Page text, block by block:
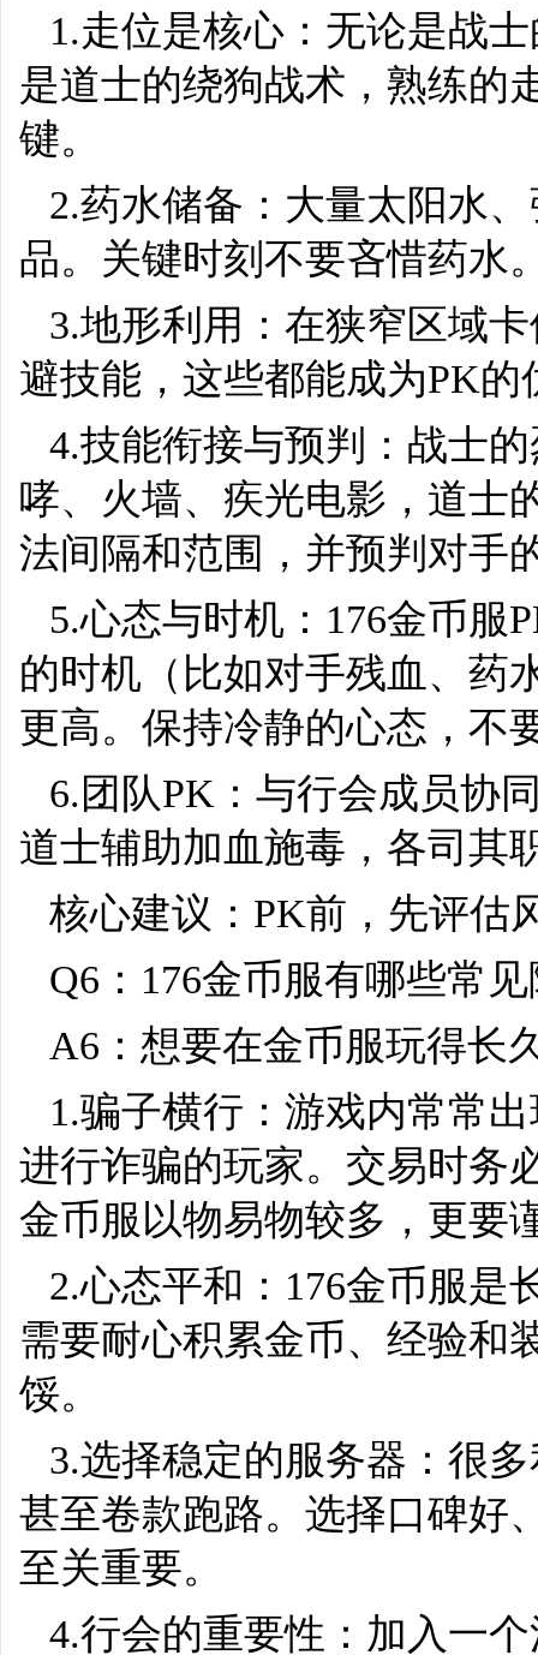
1.走位是核心：无论是战
是道士的绕狗战术，熟练的
键。
2.药水储备：大量太阳水
品。关键时刻不要吝惜药水
3.地形利用：在狭窄区域
避技能，这些都能成为PK的
4.技能衔接与预判：战士
哮、火墙、疾光电影，道士
法间隔和范围，并预判对手
5.心态与时机：176金币服
的时机（比如对手残血、药
更高。保持冷静的心态，不
6.团队PK：与行会成员协
道士辅助加血施毒，各司其
核心建议：PK前，先评估
Q6：176金币服有哪些常
A6：想要在金币服玩得长
1.骗子横行：游戏内常常
进行诈骗的玩家。交易时务
金币服以物易物较多，更要
2.心态平和：176金币服是
需要耐心积累金币、经验和
馁。
3.选择稳定的服务器：很
甚至卷款跑路。选择口碑好
至关重要。
4.行会的重要性：加入一